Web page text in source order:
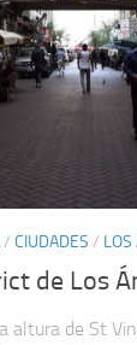
/ CIUDADES / LOS
de Los
altura de St